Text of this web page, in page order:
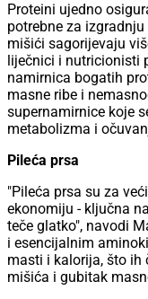
Proteini ujedno
potrebne za
mišići sagorijevaju
liječnici i nutricionisti
namirnica bogatih
masne ribe i
supernamirnice koje
metabolizma i
Pileća prsa
"Pileća prsa su za
ekonomiju - ključna
teče glatko", navodi
i esencijalnim
masti i kalorija, što ih
mišića i gubitak